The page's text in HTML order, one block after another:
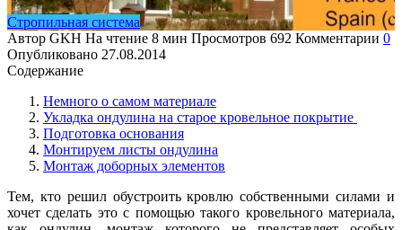
Стропильная система
Автор GKH На чтение 8 мин Просмотров 692 Комментарии 0
Опубликовано 27.08.2014
Содержание
Немного о самом материале
Укладка ондулина на старое кровельное покрытие
Подготовка основания
Монтируем листы ондулина
Монтаж доборных элементов
Тем, кто решил обустроить кровлю собственными силами и
хочет сделать это с помощью такого кровельного материала,